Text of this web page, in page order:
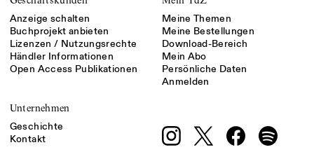
Anzeige schalten
Buchprojekt anbieten
Lizenzen / Nutzungsrechte
Händler Informationen
Open Access Publikationen
Meine Themen
Meine Bestellungen
Download-Bereich
Mein Abo
Persönliche Daten
Anmelden
Unternehmen
Geschichte
Kontakt